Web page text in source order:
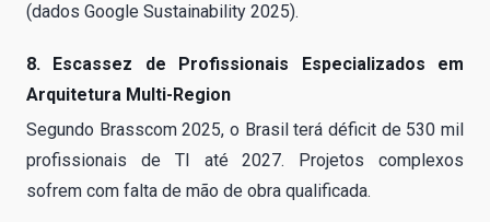
(dados Google Sustainability 2025).
8. Escassez de Profissionais Especializados em
Arquitetura Multi-Region
Segundo Brasscom 2025, o Brasil terá déficit de 530 mil
profissionais de TI até 2027. Projetos complexos
sofrem com falta de mão de obra qualificada.